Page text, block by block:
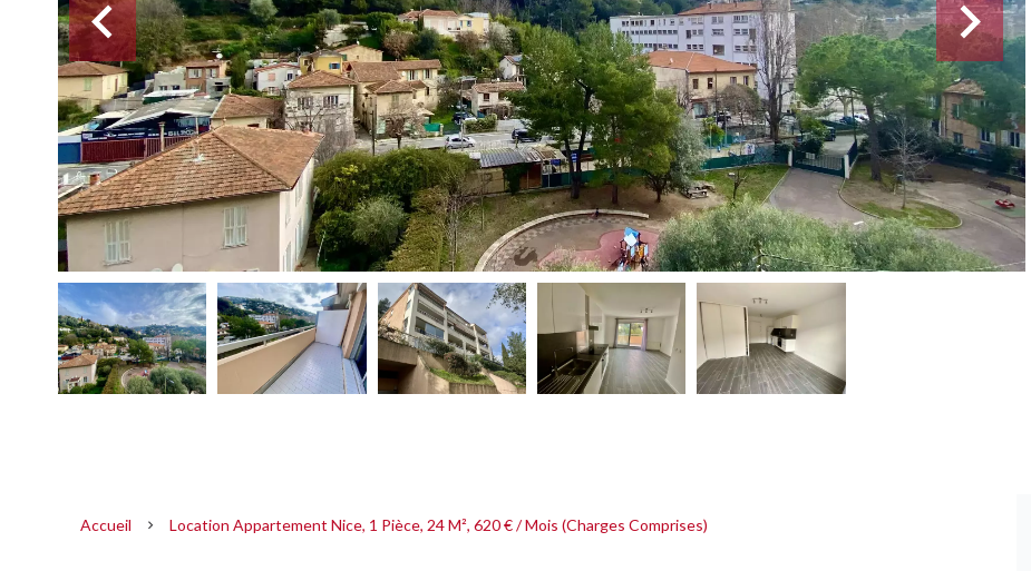
Accueil Location Appartement Nice, 1 Pièce, 24 M², 620 € / Mois (Charges Comprises)